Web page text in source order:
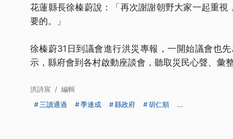
花蓮縣長徐榛蔚說：「再次謝謝朝野大家一起重
要的。」
徐榛蔚31日到議會進行洪災專報，一開始議會也
示，縣府會到各村啟動座談會，聽取災民心聲、彙
洪詩宸 / 編輯
三讀通過
季連成 縣政府 胡仁順 ...